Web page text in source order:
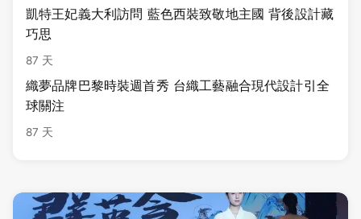
凱特王妃義大利訪問 藍色西裝致敬地主國 背後設計藏
巧思
87 天
織夢品牌巴黎時裝週首秀 台織工藝融合現代設計引全
球關注
87 天